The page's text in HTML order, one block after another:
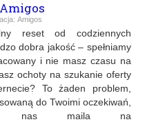
Amigos
reset od codziennych
dobra jakość – spełniamy
i nie masz czasu na
ochoty na szukanie oferty
To żaden problem,
do Twoimi oczekiwań,
nas maila na